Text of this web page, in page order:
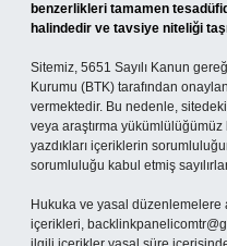
benzerlikleri tamamen
halindedir ve tavsiye niteliği
Sitemiz, 5651 Sayılı Kanun
Kurumu (BTK) tarafından
vermektedir. Bu nedenle,
veya araştırma
yazdıkları içeriklerin
sorumluluğu kabul etmiş
Hukuka ve yasal düzenlemelere
içerikleri,